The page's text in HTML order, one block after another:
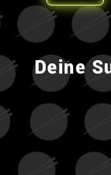
Deine